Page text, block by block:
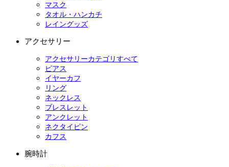
マスク
タオル・ハンカチ
レイングッズ
アクセサリー
アクセサリーカテゴリすべて
ピアス
イヤーカフ
リング
ネックレス
ブレスレット
アンクレット
ネクタイピン
カフス
腕時計